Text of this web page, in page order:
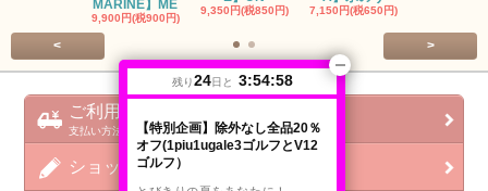
MARINE】ME
9,900円(税900円)
9,350円(税850円) 7,150円(税650円)
< >
ご利用ガイド
支払い方法 / 配送方法 / 会社概要
ショップブログ
残り24日と 3:54:57
【特別企画】除外なし全品20％
オフ(1piu1ugale3ゴルフとV12
ゴルフ）